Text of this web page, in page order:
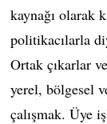
kaynağı olarak
politikacılarla
Ortak çıkarlar
yerel, bölgesel
çalışmak. Üye